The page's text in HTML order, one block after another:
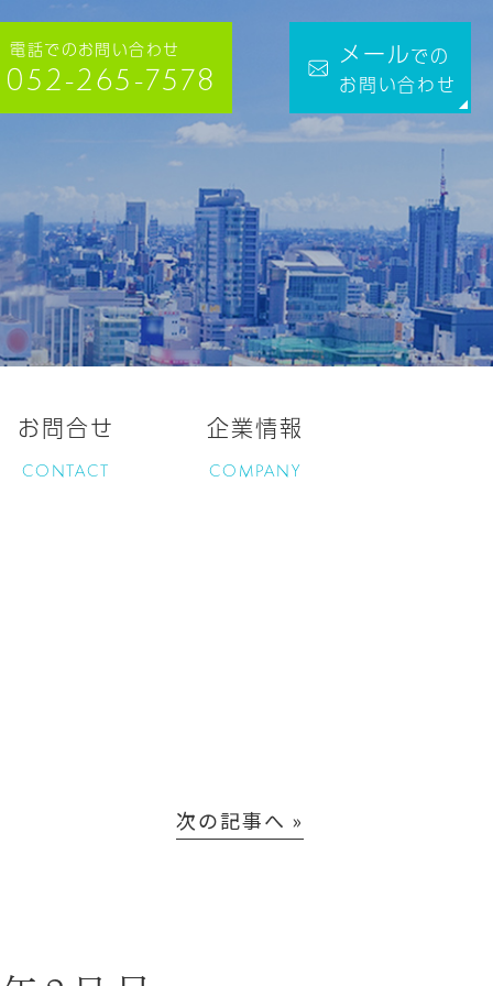
電話でのお問い合わせ
052-265-7578
メールでの
お問い合わせ
お問合せ
CONTACT
企業情報
COMPANY
次の記事へ »